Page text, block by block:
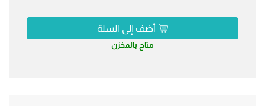
أضف إلى السلة
متاح بالمخزن